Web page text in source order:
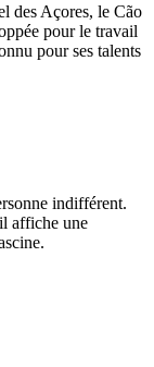
des Açores, le Cão
pour le travail
pour ses talents
indifférent.
affiche une